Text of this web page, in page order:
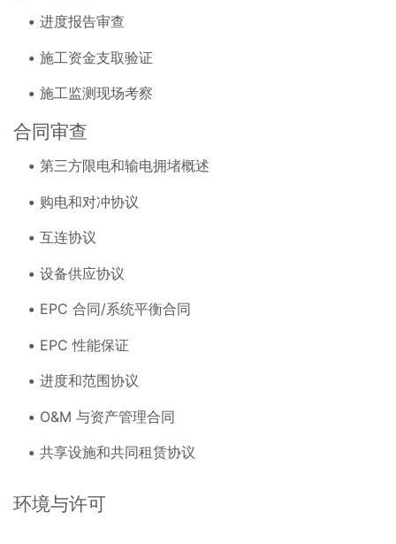
进度报告审查
施工资金支取验证
施工监测现场考察
合同审查
第三方限电和输电拥堵概述
购电和对冲协议
互连协议
设备供应协议
EPC 合同/系统平衡合同
EPC 性能保证
进度和范围协议
O&M 与资产管理合同
共享设施和共同租赁协议
环境与许可